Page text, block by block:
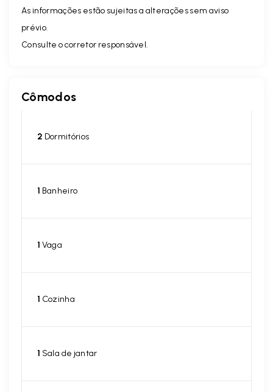
As informações estão sujeitas a alterações sem aviso
prévio.
Consulte o corretor responsável.
Cômodos
2 Dormitórios
1 Banheiro
1 Vaga
1 Cozinha
1 Sala de jantar